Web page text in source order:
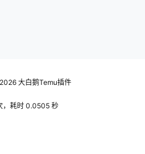
大白鹅Temu插件
，耗时 0.0505 秒